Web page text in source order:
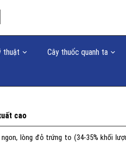
thuật Cây thuốc quanh ta
cao
lòng đỏ trứng to (34-35% khối